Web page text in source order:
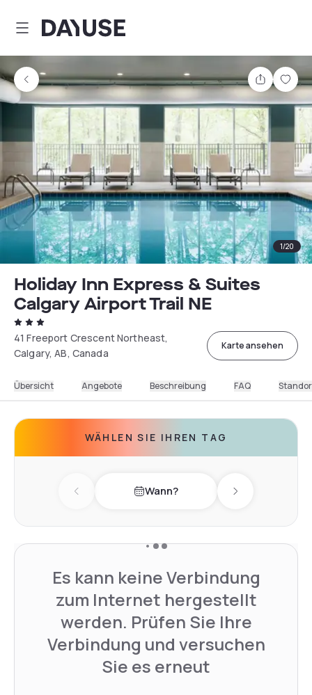
Dayuse
Teilen
1/20
Holiday Inn Express & Suites
Calgary Airport Trail NE
41 Freeport Crescent Northeast,
Calgary, AB, Canada
Karte ansehen
Übersicht Angebote Beschreibung FAQ
WÄHLEN SIE IHREN TAG
Previous day Wann? Next day
Es kann keine Verbindung
zum Internet hergestellt
werden. Prüfen Sie Ihre
Verbindung und versuchen
Sie es erneut